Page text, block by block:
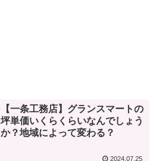
【一条工務店】グランスマートの
坪単価いくらくらいなんでしょう
か？地域によって変わる？
2024.07.25